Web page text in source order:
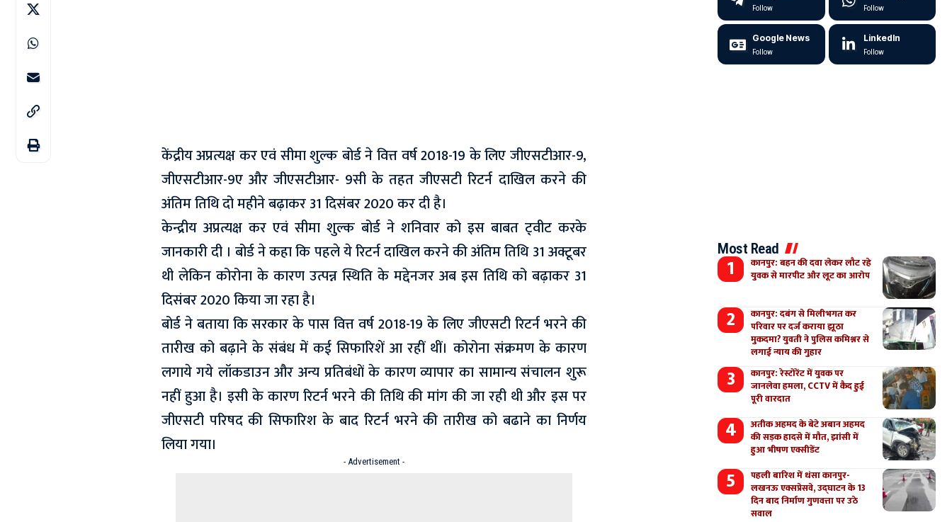
केंद्रीय अप्रत्यक्ष कर एवं सीमा शुल्क बोर्ड ने वित्त वर्ष 2018-19 के लिए जीएसटीआर-9,
जीएसटीआर-9ए और जीएसटीआर- 9सी के तहत जीएसटी रिटर्न दाखिल करने की
अंतिम तिथि दो महीने बढ़ाकर 31 दिसंबर 2020 कर दी है।
केन्द्रीय अप्रत्यक्ष कर एवं सीमा शुल्क बोर्ड ने शनिवार को इस बाबत ट़्वीट करके
जानकारी दी । बोर्ड ने कहा कि पहले ये रिटर्न दाखिल करने की अंतिम तिथि 31 अक्टूबर
थी लेकिन कोरोना के कारण उत्पन्न स्थिति के मद्देनजर अब इस तिथि को बढ़ाकर 31
दिसंबर 2020 किया जा रहा है।
बोर्ड ने बताया कि सरकार के पास वित्त वर्ष 2018-19 के लिए जीएसटी रिटर्न भरने की
तारीख को बढ़ाने के संबंध में कई सिफारिशें आ रहीं थीं। कोरोना संक्रमण के कारण
लगाये गये लॉकडाउन और अन्य प्रतिबंधाें के कारण व्यापार का सामान्य संचालन शुरू
नहीं हुआ है। इसी के कारण रिटर्न भरने की तिथि की मांग की जा रही थी और इस पर
जीएसटी परिषद की सिफारिश के बाद रिटर्न भरने की तारीख को बढाने का निर्णय
लिया गया।
- Advertisement -
Follow Follow
Google News
Follow
LinkedIn
Follow
Most Read
कानपुर: बहन की दवा लेकर लौट रहे
युवक से मारपीट और लूट का आरोप
कानपुर: दबंग से मिलीभगत कर
परिवार पर दर्ज कराया झूठा
मुकदमा? युवती ने पुलिस कमिश्नर से
लगाई न्याय की गुहार
कानपुर: रेस्टोरेंट में युवक पर
जानलेवा हमला, CCTV में कैद हुई
पूरी वारदात
अतीक अहमद के बेटे अबान अहमद
की सड़क हादसे में मौत, झांसी में
हुआ भीषण एक्सीडेंट
पहली बारिश में धंसा कानपुर-
लखनऊ एक्सप्रेसवे, उद्घाटन के 13
दिन बाद निर्माण गुणवत्ता पर उठे
सवाल